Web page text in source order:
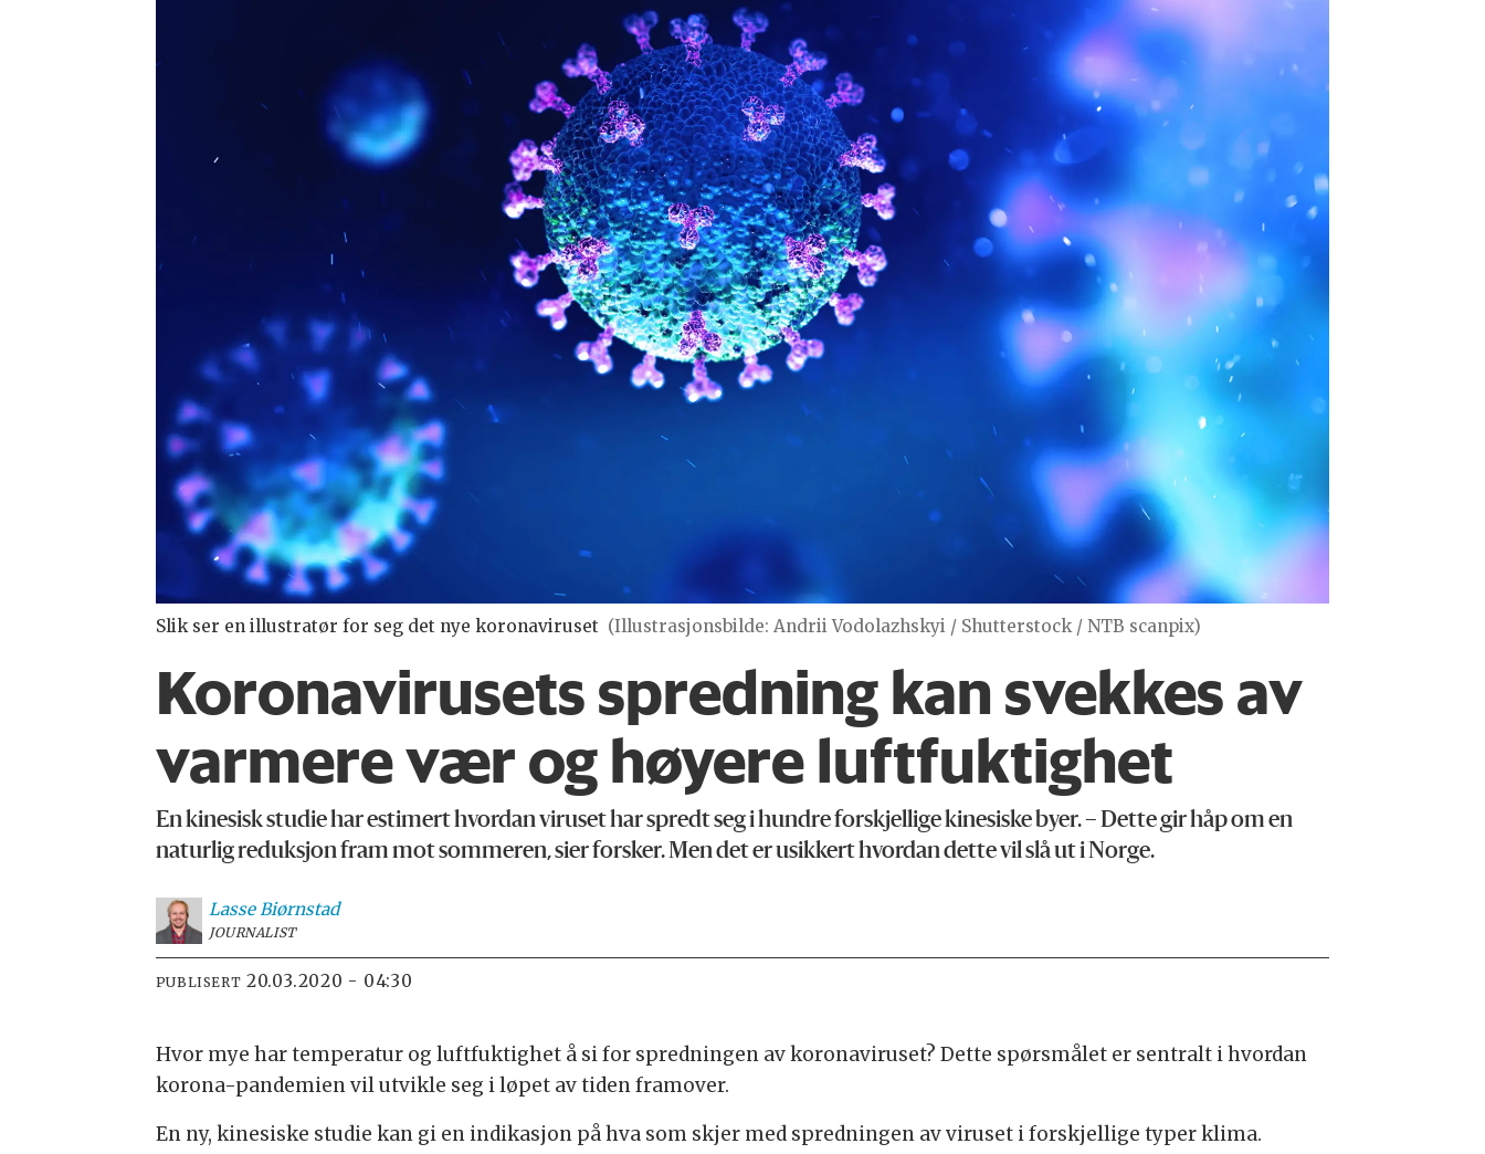
Slik ser en illustratør for seg det nye koronaviruset (Illustrasjonsbilde: Andrii Vodolazhskyi / Shutterstock / NTB scanpix)
Koronavirusets spredning kan svekkes av
varmere vær og høyere luftfuktighet
En kinesisk studie har estimert hvordan viruset har spredt seg i hundre forskjellige kinesiske byer. – Dette gir håp om en
naturlig reduksjon fram mot sommeren, sier forsker. Men det er usikkert hvordan dette vil slå ut i Norge.
Lasse Biørnstad
JOURNALIST
PUBLISERT 20.03.2020 - 04:30
Hvor mye har temperatur og luftfuktighet å si for spredningen av koronaviruset? Dette spørsmålet er sentralt i hvordan
korona-pandemien vil utvikle seg i løpet av tiden framover.
En ny, kinesiske studie kan gi en indikasjon på hva som skjer med spredningen av viruset i forskjellige typer klima.